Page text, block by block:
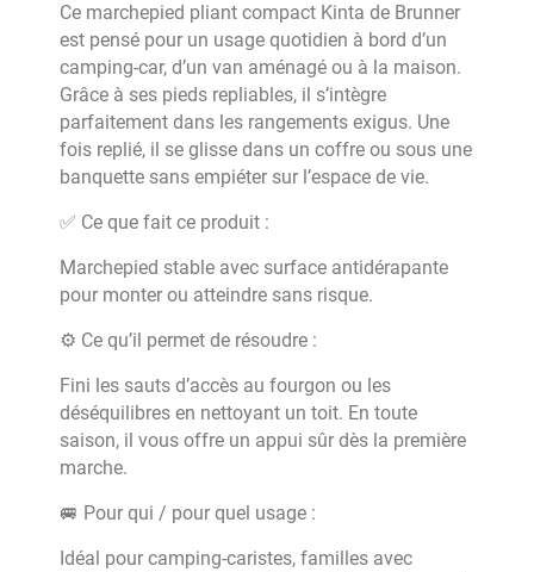
Ce marchepied pliant compact Kinta de Brunner
est pensé pour un usage quotidien à bord d’un
camping-car, d’un van aménagé ou à la maison.
Grâce à ses pieds repliables, il s’intègre
parfaitement dans les rangements exigus. Une
fois replié, il se glisse dans un coffre ou sous une
banquette sans empiéter sur l’espace de vie.
✅ Ce que fait ce produit :
Marchepied stable avec surface antidérapante
pour monter ou atteindre sans risque.
⚙️ Ce qu’il permet de résoudre :
Fini les sauts d’accès au fourgon ou les
déséquilibres en nettoyant un toit. En toute
saison, il vous offre un appui sûr dès la première
marche.
🚐 Pour qui / pour quel usage :
Idéal pour camping-caristes, familles avec